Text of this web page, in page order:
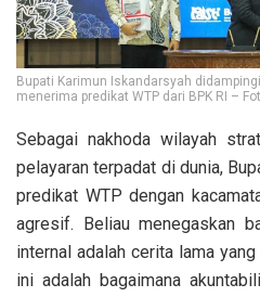
Bupati Karimun Iskandarsyah
menerima predikat WTP dari BPK RI –
Sebagai nakhoda wilayah
pelayaran terpadat di dunia,
predikat WTP dengan
agresif. Beliau menegaskan
internal adalah cerita lama
ini adalah bagaimana